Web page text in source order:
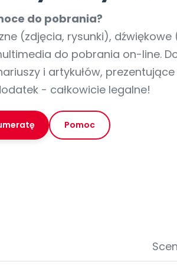
04 10
Wydanie
Akademia
przez 7 dni
E-
∞Pakiet
Pełen
do pobrania?
(zdjęcia, rysunki), dźwiękowe
do pobrania on-line.
i artykułów,
- całkowicie legalne!
Pomoc